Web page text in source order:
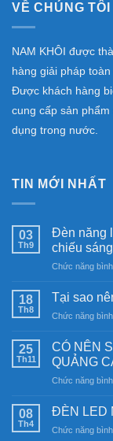
VỀ CHÚNG TÔI
NAM KHÔI được
hàng giải pháp
Được khách hàng
cung cấp sản
dụng trong nước.
TIN MỚI NHẤT
03
Th9
Đèn năng
chiếu
Chức năng
18
Th8
Tại sao
Chức năng
25
Th11
CÓ NÊN
QUẢNG
Chức năng
08
Th4
ĐÈN LED
Chức năng